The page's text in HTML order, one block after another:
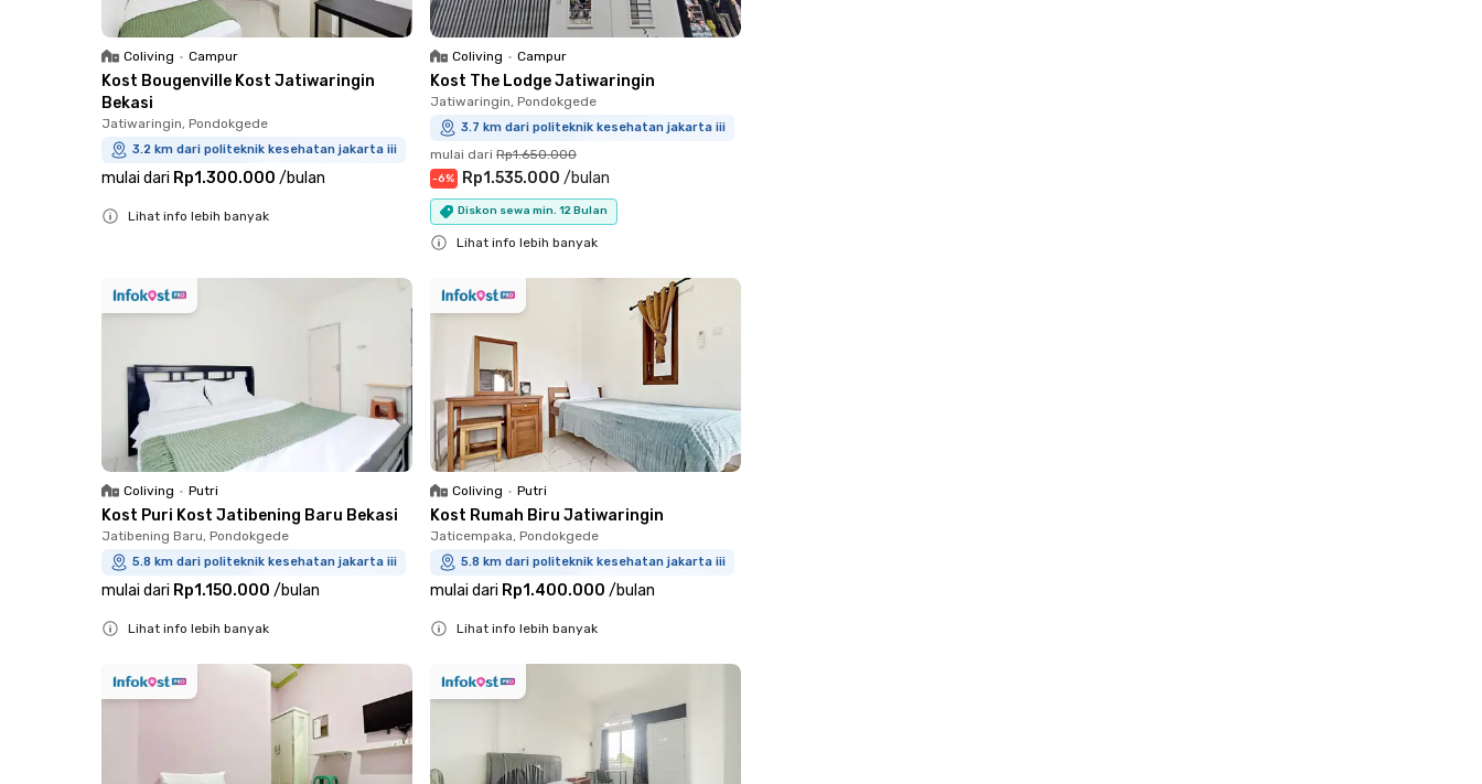
Coliving • Campur
Kost Bougenville Kost Jatiwaringin
Bekasi
Jatiwaringin, Pondokgede
3.2 km dari politeknik kesehatan jakarta iii
mulai dari Rp1.300.000 /bulan
Lihat info lebih banyak
Coliving • Campur
Kost The Lodge Jatiwaringin
Jatiwaringin, Pondokgede
3.7 km dari politeknik kesehatan jakarta iii
mulai dari Rp1.650.000
-6% Rp1.535.000 /bulan
Diskon sewa min. 12 Bulan
Lihat info lebih banyak
Coliving • Putri
Kost Puri Kost Jatibening Baru Bekasi
Jatibening Baru, Pondokgede
5.8 km dari politeknik kesehatan jakarta iii
mulai dari Rp1.150.000 /bulan
Lihat info lebih banyak
Coliving • Putri
Kost Rumah Biru Jatiwaringin
Jaticempaka, Pondokgede
5.8 km dari politeknik kesehatan jakarta iii
mulai dari Rp1.400.000 /bulan
Lihat info lebih banyak